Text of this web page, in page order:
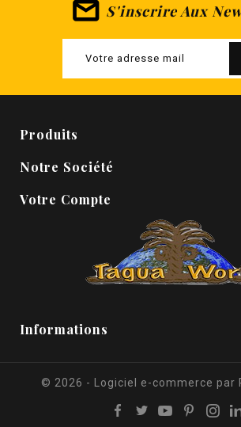
S'inscrire Aux
Produits
Notre Société
Votre Compte
Informations
© 2026 - Logiciel e-commerce par